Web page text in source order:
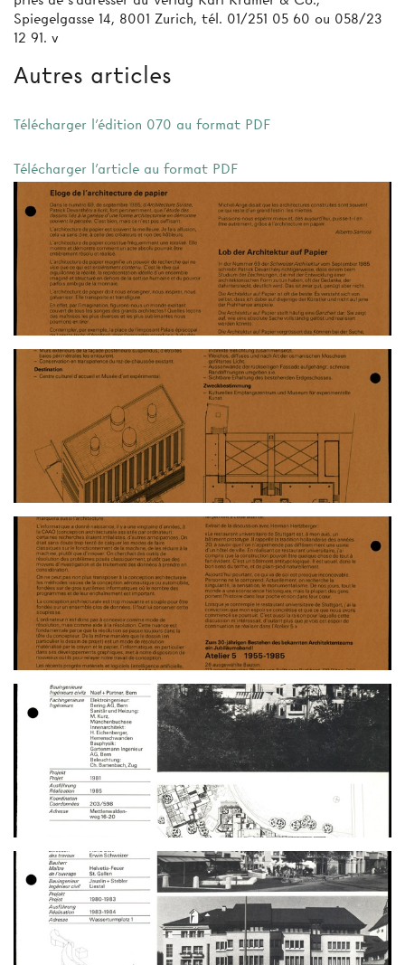
Spiegelgasse 14, 8001 Zurich, tél. 01/251 05 60 ou 058/23
12 91. v
Autres articles
Télécharger l'édition 070 au format PDF
Télécharger l'article au format PDF